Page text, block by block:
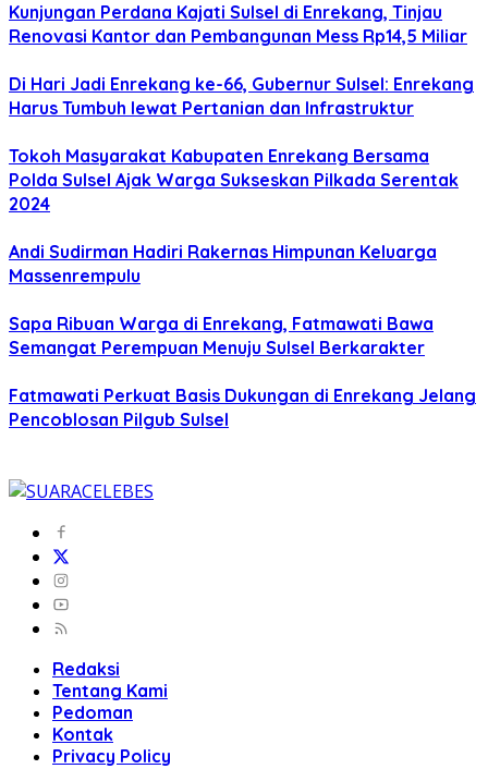
Kunjungan Perdana Kajati Sulsel di Enrekang, Tinjau
Renovasi Kantor dan Pembangunan Mess Rp14,5 Miliar
Di Hari Jadi Enrekang ke-66, Gubernur Sulsel: Enrekang
Harus Tumbuh lewat Pertanian dan Infrastruktur
Tokoh Masyarakat Kabupaten Enrekang Bersama
Polda Sulsel Ajak Warga Sukseskan Pilkada Serentak
2024
Andi Sudirman Hadiri Rakernas Himpunan Keluarga
Massenrempulu
Sapa Ribuan Warga di Enrekang, Fatmawati Bawa
Semangat Perempuan Menuju Sulsel Berkarakter
Fatmawati Perkuat Basis Dukungan di Enrekang Jelang
Pencoblosan Pilgub Sulsel
Redaksi
Tentang Kami
Pedoman
Kontak
Privacy Policy